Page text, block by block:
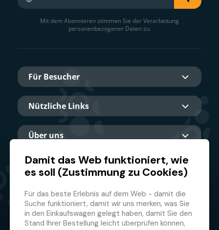
Mit dem Abonnieren stimmen Sie der Verarbeitung
personenbezogener Daten zu.
Für Besucher
Nützliche Links
Über uns
Hauptpartner
Damit das Web funktioniert, wie
es soll (Zustimmung zu Cookies)
Für das beste Erlebnis auf dem Web - damit die
Suche funktioniert, damit wir uns merken, was Sie
in den Einkaufswagen gelegt haben, damit Sie den
Stand Ihrer Bestellung leicht überprüfen können,